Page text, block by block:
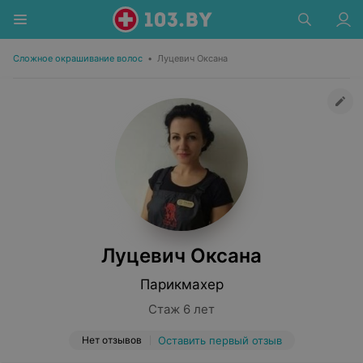
Сложное окрашивание волос • Луцевич Оксана
Луцевич Оксана
Парикмахер
Стаж 6 лет
Нет отзывов Оставить первый отзыв